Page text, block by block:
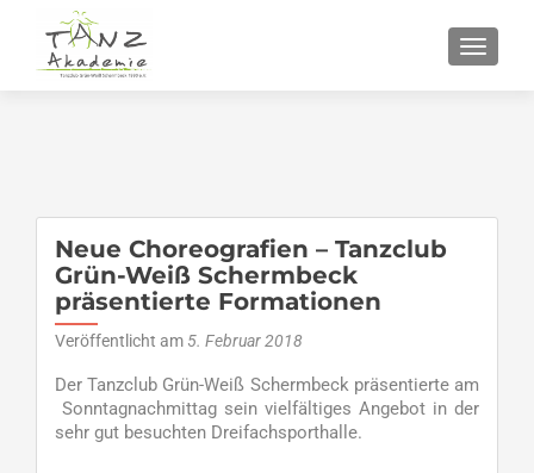
Neue Choreografien – Tanzclub
Grün-Weiß Schermbeck
präsentierte Formationen
Veröffentlicht am 5. Februar 2018
Der Tanzclub Grün-Weiß Schermbeck präsentierte am
Sonntagnachmittag sein vielfältiges Angebot in der
sehr gut besuchten Dreifachsporthalle.